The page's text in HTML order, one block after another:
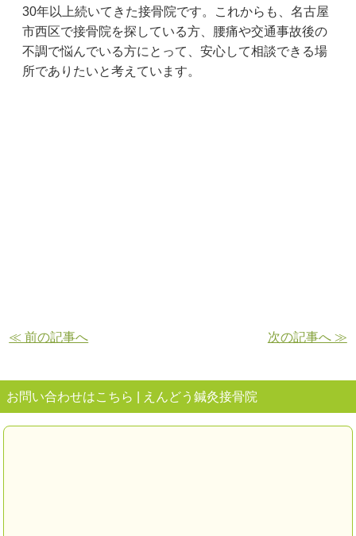
30年以上続いてきた接骨院です。これからも、名古屋
市西区で接骨院を探している方、腰痛や交通事故後の
不調で悩んでいる方にとって、安心して相談できる場
所でありたいと考えています。
≪ 前の記事へ 次の記事へ ≫
お問い合わせはこちら | えんどう鍼灸接骨院